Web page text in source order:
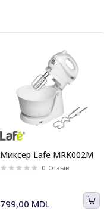
Миксер Lafe MRK002M
0 Отзыв
799,00 MDL